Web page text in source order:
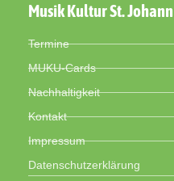
Musik Kultur St. Johann
Termine
MUKU-Cards
Nachhaltigkeit
Kontakt
Impressum
Datenschutzerklärung